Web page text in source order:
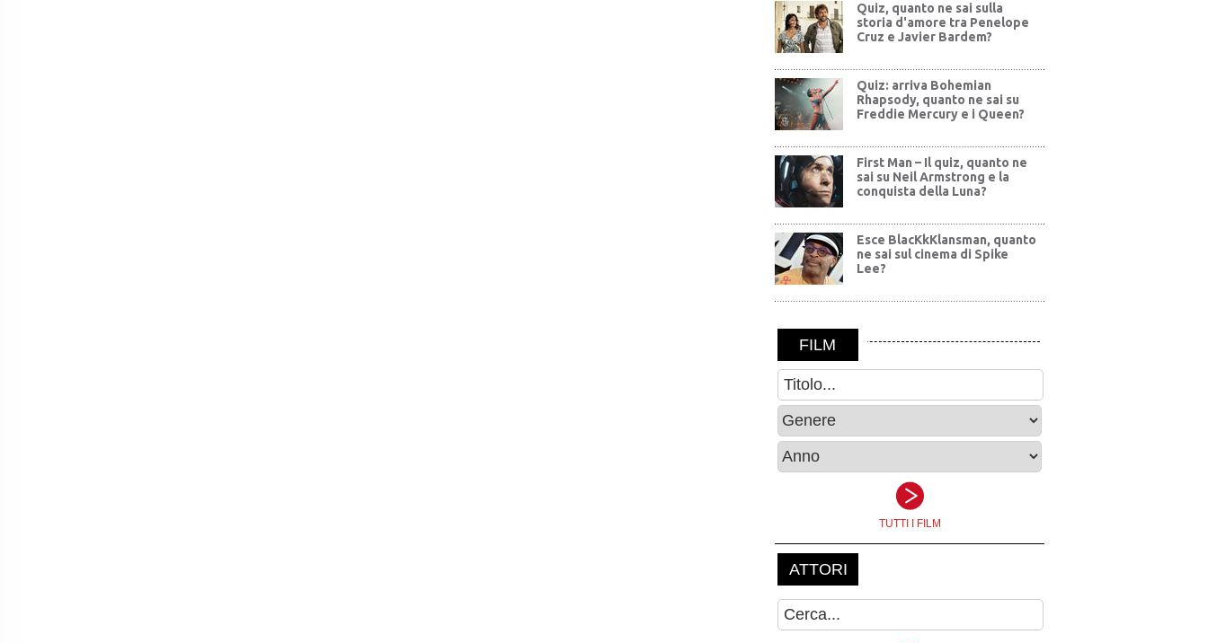
Quiz, quanto ne sai sulla
storia d'amore tra Penelope
Cruz e Javier Bardem?
Quiz: arriva Bohemian
Rhapsody, quanto ne sai su
Freddie Mercury e i Queen?
First Man – Il quiz, quanto ne
sai su Neil Armstrong e la
conquista della Luna?
Esce BlacKkKlansman, quanto
ne sai sul cinema di Spike
Lee?